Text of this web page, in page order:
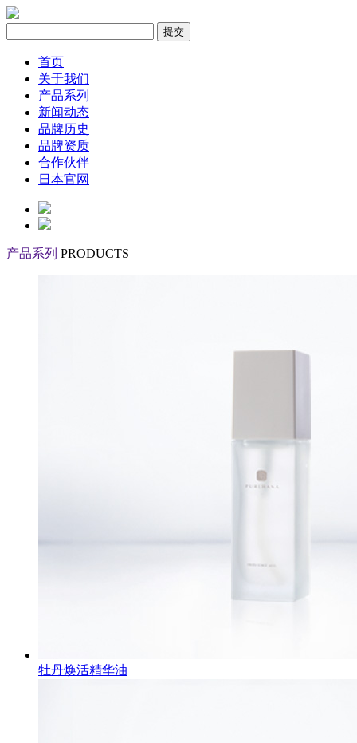
首页
关于我们
产品系列
新闻动态
品牌历史
品牌资质
合作伙伴
日本官网
产品系列 PRODUCTS
牡丹焕活精华油